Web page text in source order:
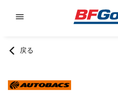
戻る